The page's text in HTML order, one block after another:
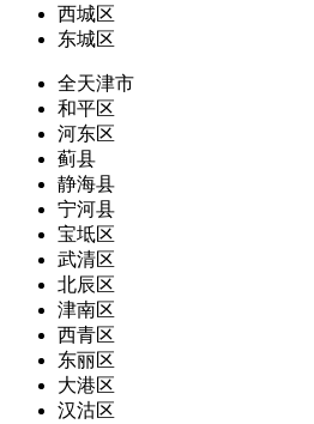
西城区
东城区
全天津市
和平区
河东区
蓟县
静海县
宁河县
宝坻区
武清区
北辰区
津南区
西青区
东丽区
大港区
汉沽区